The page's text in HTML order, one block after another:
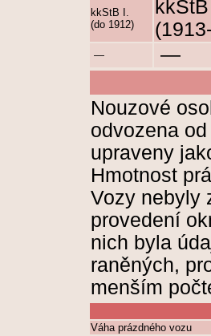
kkStB I.
(do 1912)
— —
Nouzové
odvozena
upraveny
Hmotnost
Vozy nebyly
provedení
nich byla
raněných,
menším
Váha prázdného vozu